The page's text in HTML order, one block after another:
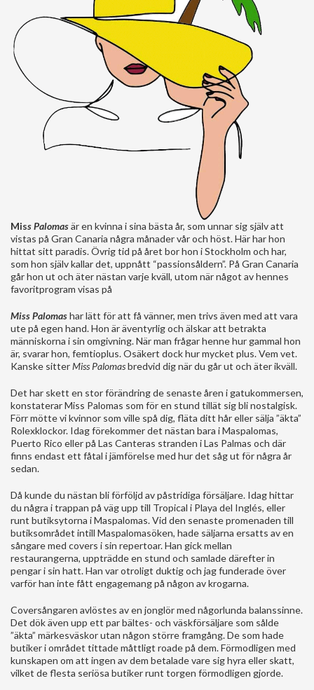
Miss Palomasär en kvinna i sina bästa år, som unnar sig själv att
vistas på Gran Canaria några månader vår och höst. Här har hon
hittat sitt paradis. Övrig tid på året bor hon i Stockholm och har,
som hon själv kallar det, uppnått “passionsåldern”. På Gran Canaria
går hon ut och äter nästan varje kväll, utom när något av hennes
favoritprogram visas på
Miss Palomashar lätt för att få vänner, men trivs även med att vara
ute på egen hand. Hon är äventyrlig och älskar att betrakta
människorna i sin omgivning. När man frågar henne hur gammal hon
är, svarar hon, femtioplus. Osäkert dock hur mycket plus. Vem vet.
Kanske sitterMiss Palomasbredvid dig när du går ut och äter ikväll.
Det har skett en stor förändring de senaste åren i gatukommersen,
konstaterar Miss Palomas som för en stund tillät sig bli nostalgisk.
Förr mötte vi kvinnor som ville spå dig, fläta ditt hår eller sälja ”äkta”
Rolexklockor. Idag förekommer det nästan bara i Maspalomas,
Puerto Rico eller på Las Canteras stranden i Las Palmas och där
finns endast ett fåtal i jämförelse med hur det såg ut för några år
sedan.
Då kunde du nästan bli förföljd av påstridiga försäljare. Idag hittar
du några i trappan på väg upp till Tropical i Playa del Inglés, eller
runt butiksytorna i Maspalomas. Vid den senaste promenaden till
butiksområdet intill Maspalomasöken, hade säljarna ersatts av en
sångare med covers i sin repertoar. Han gick mellan
restaurangerna, uppträdde en stund och samlade därefter in
pengar i sin hatt. Han var otroligt duktig och jag funderade över
varför han inte fått engagemang på någon av krogarna.
Coversångaren avlöstes av en jonglör med någorlunda balanssinne.
Det dök även upp ett par bältes- och väskförsäljare som sålde
”äkta” märkesväskor utan någon större framgång. De som hade
butiker i området tittade måttligt roade på dem. Förmodligen med
kunskapen om att ingen av dem betalade vare sig hyra eller skatt,
vilket de flesta seriösa butiker runt torgen förmodligen gjorde.